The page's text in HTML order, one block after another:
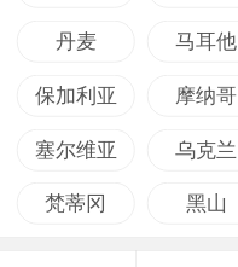
丹麦 马耳他
保加利亚 摩纳哥
塞尔维亚 乌克兰
梵蒂冈 黑山